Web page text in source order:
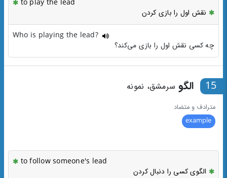
to play the lead
نقش اول را بازی کردن
Who is playing the lead?
چه کسی نقش اول را بازی می‌کند؟
15 الگو سرمشق، نمونه
مترادف و متضاد
example
to follow someone's lead
الگوی کسی را دنبال کردن